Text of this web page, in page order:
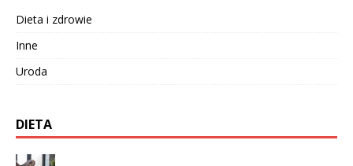
Dieta i zdrowie
Inne
Uroda
DIETA